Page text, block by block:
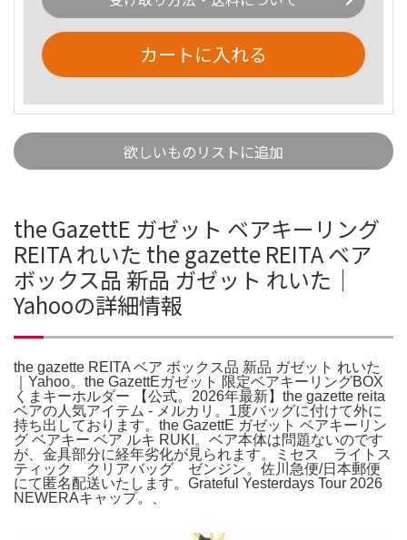
カートに入れる
欲しいものリストに追加
the GazettE ガゼット ベアキーリング
REITA れいた the gazette REITA ベア
ボックス品 新品 ガゼット れいた｜
Yahooの詳細情報
the gazette REITA ベア ボックス品 新品 ガゼット れいた
｜Yahoo。the GazettEガゼット 限定ベアキーリングBOX
くまキーホルダー 【公式。2026年最新】the gazette reita
ベアの人気アイテム - メルカリ。1度バッグに付けて外に
持ち出しております。the GazettE ガゼット ベアキーリン
グ ベアキー ベア ルキ RUKI。ベア本体は問題ないのです
が、金具部分に経年劣化が見られます。ミセス ライトス
ティック クリアバッグ ゼンジン。佐川急便/日本郵便
にて匿名配送いたします。Grateful Yesterdays Tour 2026
NEWERAキャップ。、